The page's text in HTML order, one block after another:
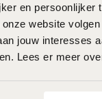
en
website
jouw interesses
Lees er meer